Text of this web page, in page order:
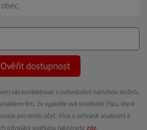
Ověřit dostupnost
vás kontaktovali s individuální nabídkou služeb,
tím, že vyplníte své telefonní číslo, které
pro tento účel. Více o ochraně soukromí a
odvolání souhlasu naleznete zde